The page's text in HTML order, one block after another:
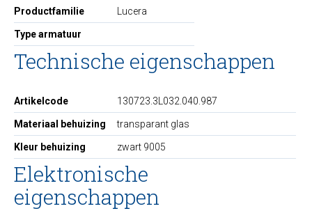
Productfamilie Lucera
Type armatuur
Technische eigenschappen
Artikelcode 130723.3L032.040.987
Materiaal behuizing transparant glas
Kleur behuizing zwart 9005
Elektronische
eigenschappen